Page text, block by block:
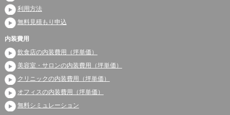
利用方法
無料見積もり申込
内装費用
飲食店の内装費用（坪単価）
美容室・サロンの内装費用（坪単価）
クリニックの内装費用（坪単価）
オフィスの内装費用（坪単価）
無料シミュレーション